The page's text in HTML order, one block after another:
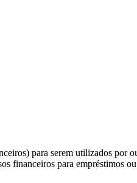
para serem utilizados por
financeiros para empréstimos